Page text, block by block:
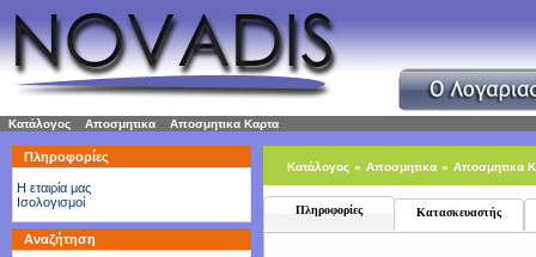
Κατάλογος Αποσμητικα Αποσμητικα Καρτα
Πληροφορίες
H εταιρία μας
Ισολογισμοί
Αναζήτηση
Κατάλογος » Αποσμητικα » Αποσμητικα
Πληροφορίες Κατασκευαστής